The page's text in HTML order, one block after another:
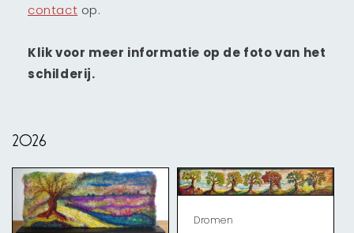
contact op.
Klik voor meer informatie op de foto van het
schilderij.
2026
Dromen